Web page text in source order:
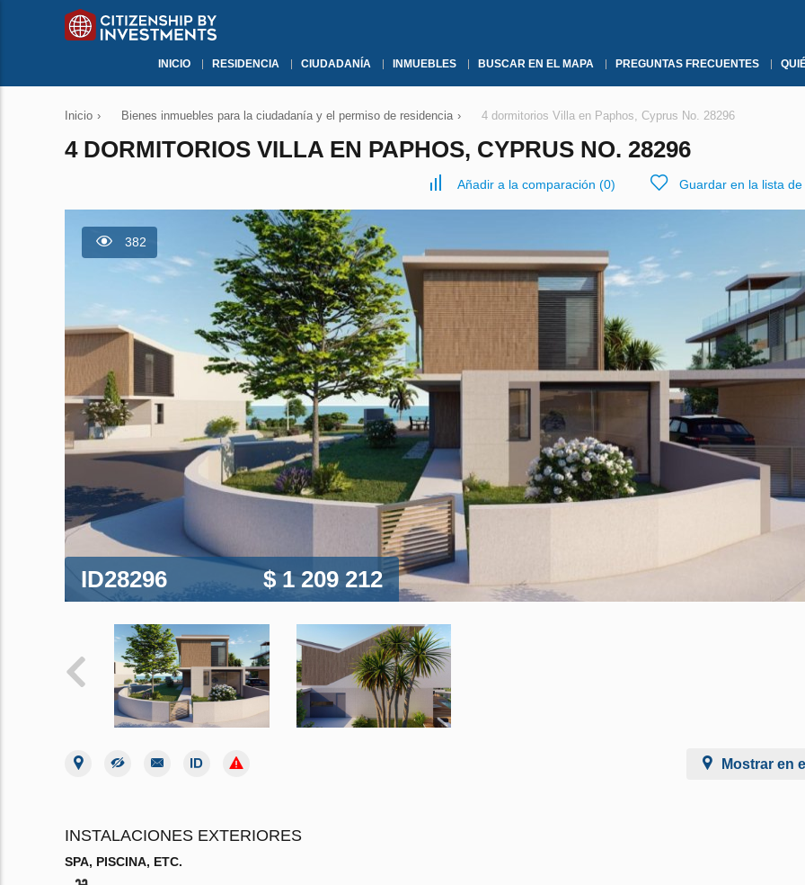
INICIO RESIDENCIA CIUDADANÍA INMUEBLES BUSCAR EN EL MAPA PREGUNTAS FRECUENTES
Inicio › Bienes inmuebles para la ciudadanía y el permiso de residencia › 4 dormitorios Villa en Paphos, Cyprus No. 28296
4 DORMITORIOS VILLA EN PAPHOS, CYPRUS NO. 28296
Añadir a la comparación (0) Guardar en la lista
382
ID28296 $ 1 209 212
Mostrar en
INSTALACIONES EXTERIORES
SPA, PISCINA, ETC.